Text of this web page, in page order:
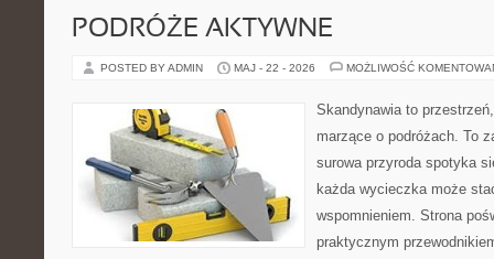
PODRÓŻE AKTYWNE
POSTED BY ADMIN MAJ - 22 - 2026 MOŻLIWOŚĆ
Skandynawia to
marzące o podróżach. To
surowa przyroda spotyka
każda wycieczka może
wspomnieniem. Strona
praktycznym